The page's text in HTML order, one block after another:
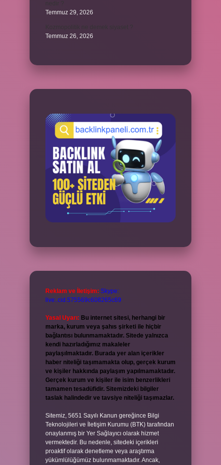
Temmuz 29, 2026
Temmuz 26, 2026
Reklam ve İletişim: Skype:
live:.cid.575569c608265c69
Yasal Uyarı: Bu internet sitesi, herhangi bir
marka, kurum veya şahıs şirketi ile hiçbir
bağlantısı bulunmamaktadır. Sitede yalnızca
kendi hazırladığımız makaleler
paylaşılmaktadır. Burada yer alan içerikler
haber niteliği taşımamakta olup, gerçek kurum
ve kişiler hakkında paylaşım yapılmamaktadır.
Gerçek kurum ve kişiler ile isim benzerlikleri
tamamen tesadüfidir. Sitemizdeki bilgiler
taslak halindedir ve tavsiye niteliği taşımazlar.
Sitemiz, 5651 Sayılı Kanun gereğince Bilgi
Teknolojileri ve İletişim Kurumu (BTK) tarafından
onaylanmış bir Yer Sağlayıcı olarak hizmet
vermektedir. Bu nedenle, sitedeki içerikleri
proaktif olarak denetleme veya araştırma
yükümlülüğümüz bulunmamaktadır. Ancak,